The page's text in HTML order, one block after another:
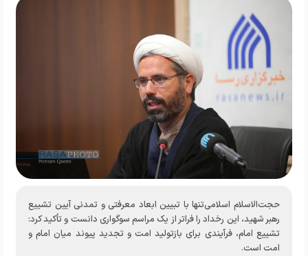
حجت‌الاسلام اسلامی‌تنها با تبیین ابعاد معرفتی و تمدنی آیین تشییع
رهبر شهید، این رخداد را فراتر از یک مراسم سوگواری دانست و تأکید کرد:
تشییع امام، فرآیندی برای بازتولید امت و تجدید پیوند میان امام و
امت است.